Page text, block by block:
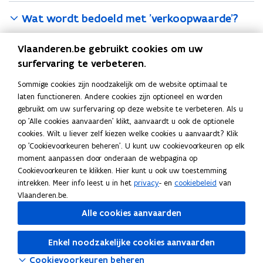
Wat wordt bedoeld met 'verkoopwaarde'?
Tekortschatting
Als er in de akte een te lage schatting gemaakt wordt van de
verkoopwaarde (tekortschatting) is er eenbelastingverhoging
verschuldigd.
Deel deze pagina
L
i
n
e
i
K
o
p
e
r
l
Contact
Neem contact op met de Vlaamse Belastingdienst.
Vlaanderen.be gebruikt cookies om uw
surfervaring te verbeteren.
Sommige cookies zijn noodzakelijk om de website optimaal te
laten functioneren. Andere cookies zijn optioneel en worden
gebruikt om uw surfervaring op deze website te verbeteren. Als u
op 'Alle cookies aanvaarden' klikt, aanvaardt u ook de optionele
cookies. Wilt u liever zelf kiezen welke cookies u aanvaardt? Klik
op 'Cookievoorkeuren beheren'. U kunt uw cookievoorkeuren op elk
moment aanpassen door onderaan de webpagina op
Cookievoorkeuren te klikken. Hier kunt u ook uw toestemming
intrekken. Meer info leest u in het privacy- en cookiebeleid van
Vlaanderen.be.
Alle cookies aanvaarden
Enkel noodzakelijke cookies aanvaarden
Cookievoorkeuren beheren